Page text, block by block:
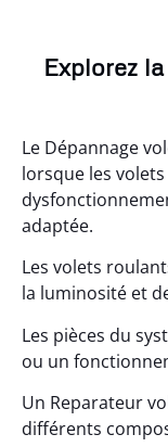
Explorez
Le Dépannage
lorsque les
adaptée.
Les volets
la luminosité et
Les pièces du
ou un
Un Reparateur
différents